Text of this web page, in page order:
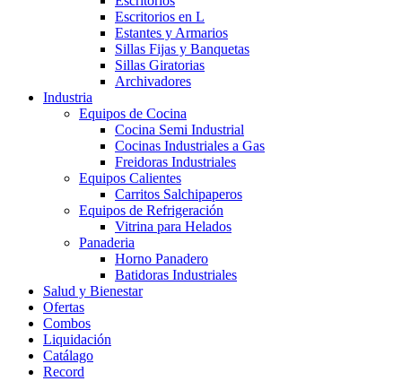
Escritorios en L
Estantes y Armarios
Sillas Fijas y Banquetas
Sillas Giratorias
Archivadores
Industria
Equipos de Cocina
Cocina Semi Industrial
Cocinas Industriales a Gas
Freidoras Industriales
Equipos Calientes
Carritos Salchipaperos
Equipos de Refrigeración
Vitrina para Helados
Panaderia
Horno Panadero
Batidoras Industriales
Salud y Bienestar
Ofertas
Combos
Liquidación
Catálago
Record